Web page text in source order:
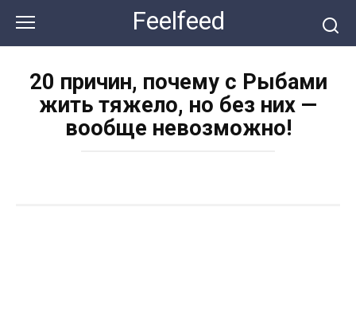
контенту
Feelfeed
20 причин, почему с Рыбами
жить тяжело, но без них —
вообще невозможно!